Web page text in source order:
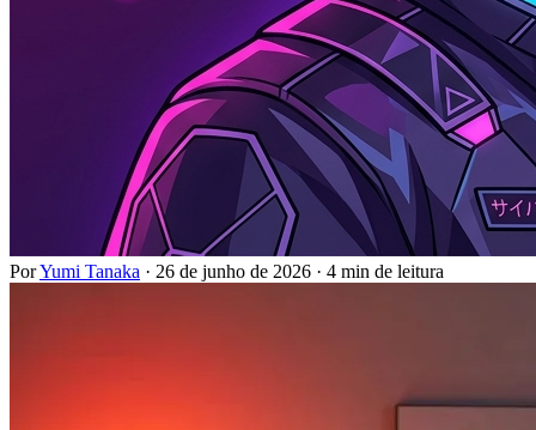
PorYumi Tanaka · 26 de junho de 2026 · 4 min de leitura